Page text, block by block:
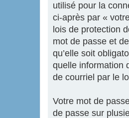
utilisé pour la
ci-après par «
lois de protection
mot de passe et
qu’elle soit
quelle information
de courriel par le
Votre mot de
de passe sur